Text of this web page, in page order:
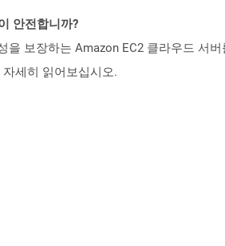
안전합니까?
보장하는 Amazon EC2 클라우드 서
세히 읽어보십시오.